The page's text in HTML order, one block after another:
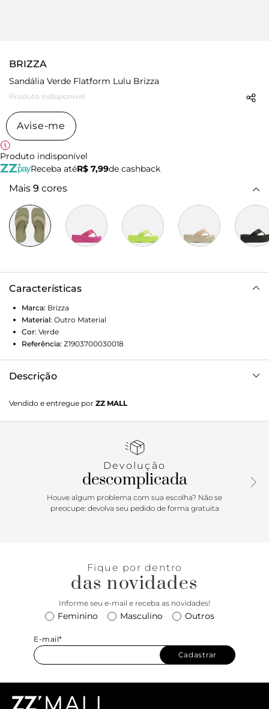
BRIZZA
Sandália Verde Flatform Lulu Brizza
Produto indisponível
Avise-me
Produto indisponível
Receba atéR$ 7,99de cashback
Mais 9 cores
Características
Marca: Brizza
Material: Outro Material
Cor: Verde
Referência: Z1903700030018
Descrição
flatform e na mesma cor da sandália, além de bico
quadrado. Traz tiras largas, dividindo os dedos, com
possui palmilha de EVA da cor do modelo e deixa todo pé à
Vendido e entregue por ZZ MALL
Devolução
descomplicada
Houve algum problema com sua escolha? Não se
preocupe: devolva seu pedido de forma gratuita
Fique por dentro
das novidades
Informe seu e-mail e receba as novidades!
Feminino Masculino Outros
E-mail*
Cadastrar